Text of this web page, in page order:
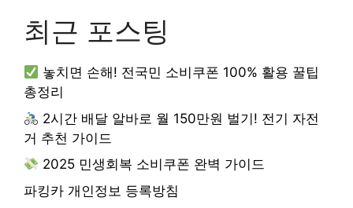
최근 포스팅
놓치면 손해! 전국민 소비쿠폰 100% 활용 꿀팁
총정리
2시간 배달 알바로 월 150만원 벌기! 전기 자전
거 추천 가이드
2025 민생회복 소비쿠폰 완벽 가이드
파킹카 개인정보 등록방침